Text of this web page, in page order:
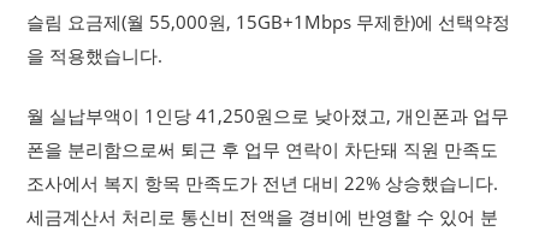
슬림 요금제(월 55,000원, 15GB+1Mbps 무제한)에 선택약정
을 적용했습니다.
월 실납부액이 1인당 41,250원으로 낮아졌고, 개인폰과 업무
폰을 분리함으로써 퇴근 후 업무 연락이 차단돼 직원 만족도
조사에서 복지 항목 만족도가 전년 대비 22% 상승했습니다.
세금계산서 처리로 통신비 전액을 경비에 반영할 수 있어 분